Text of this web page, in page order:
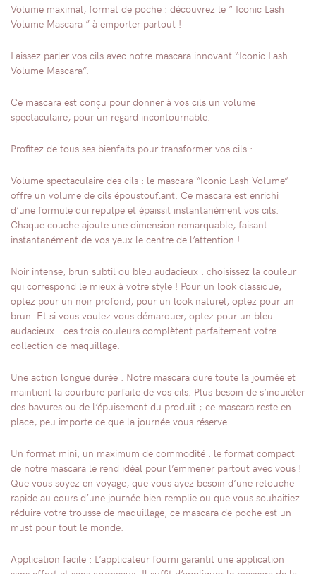
Volume maximal, format de poche : découvrez le ” Iconic Lash
Volume Mascara ” à emporter partout !
Laissez parler vos cils avec notre mascara innovant “Iconic Lash
Volume Mascara”.
Ce mascara est conçu pour donner à vos cils un volume
spectaculaire, pour un regard incontournable.
Profitez de tous ses bienfaits pour transformer vos cils :
Volume spectaculaire des cils : le mascara “Iconic Lash Volume”
offre un volume de cils époustouflant. Ce mascara est enrichi
d’une formule qui repulpe et épaissit instantanément vos cils.
Chaque couche ajoute une dimension remarquable, faisant
instantanément de vos yeux le centre de l’attention !
Noir intense, brun subtil ou bleu audacieux : choisissez la couleur
qui correspond le mieux à votre style ! Pour un look classique,
optez pour un noir profond, pour un look naturel, optez pour un
brun. Et si vous voulez vous démarquer, optez pour un bleu
audacieux – ces trois couleurs complètent parfaitement votre
collection de maquillage.
Une action longue durée : Notre mascara dure toute la journée et
maintient la courbure parfaite de vos cils. Plus besoin de s’inquiéter
des bavures ou de l’épuisement du produit ; ce mascara reste en
place, peu importe ce que la journée vous réserve.
Un format mini, un maximum de commodité : le format compact
de notre mascara le rend idéal pour l’emmener partout avec vous !
Que vous soyez en voyage, que vous ayez besoin d’une retouche
rapide au cours d’une journée bien remplie ou que vous souhaitiez
réduire votre trousse de maquillage, ce mascara de poche est un
must pour tout le monde.
Application facile : L’applicateur fourni garantit une application